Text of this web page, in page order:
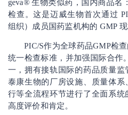
geva® 生物类似药，国内商品名
检查。这是迈威生物首次通过
组织）成员国药监机构的 GMP 现
PIC/S作为全球药品GMP检查
统一检查标准，并加强国际合作
一，拥有接轨国际的药品质量
泰康生物的厂房设施、质量体
行等全流程环节进行了全面系
高度评价和肯定。